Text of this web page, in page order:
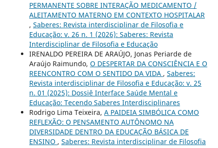
PERMANENTE SOBRE INTERAÇÃO MEDICAMENTO /
ALEITAMENTO MATERNO EM CONTEXTO HOSPITALAR
, Saberes: Revista interdisciplinar de Filosofia e
Educação: v. 26 n. 1 (2026): Saberes: Revista
Interdisciplinar de Filosofia e Educação
IRENALDO PEREIRA DE ARAÚJO, Jonas Periarde de
Araújo Raimundo, O DESPERTAR DA CONSCIÊNCIA E O
REENCONTRO COM O SENTIDO DA VIDA , Saberes:
Revista interdisciplinar de Filosofia e Educação: v. 25
n. 01 (2025): Dossiê Interface Saúde Mental e
Educação: Tecendo Saberes Interdisciplinares
Rodrigo Lima Teixeira, A PAIDEIA SIMBÓLICA COMO
REFLEXÃO: O PENSAMENTO AUTÔNOMO NA
DIVERSIDADE DENTRO DA EDUCAÇÃO BÁSICA DE
ENSINO , Saberes: Revista interdisciplinar de Filosofia